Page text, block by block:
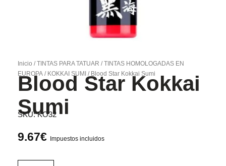
Inicio /TINTAS PARA TATUAR /TINTAS HOMOLOGADAS EN
EUROPA / KOKKAI SUMI / Blood Star Kokkai Sumi
Blood Star Kokkai
Sumi
SKU:KO32
9.67€ Impuestos incluidos